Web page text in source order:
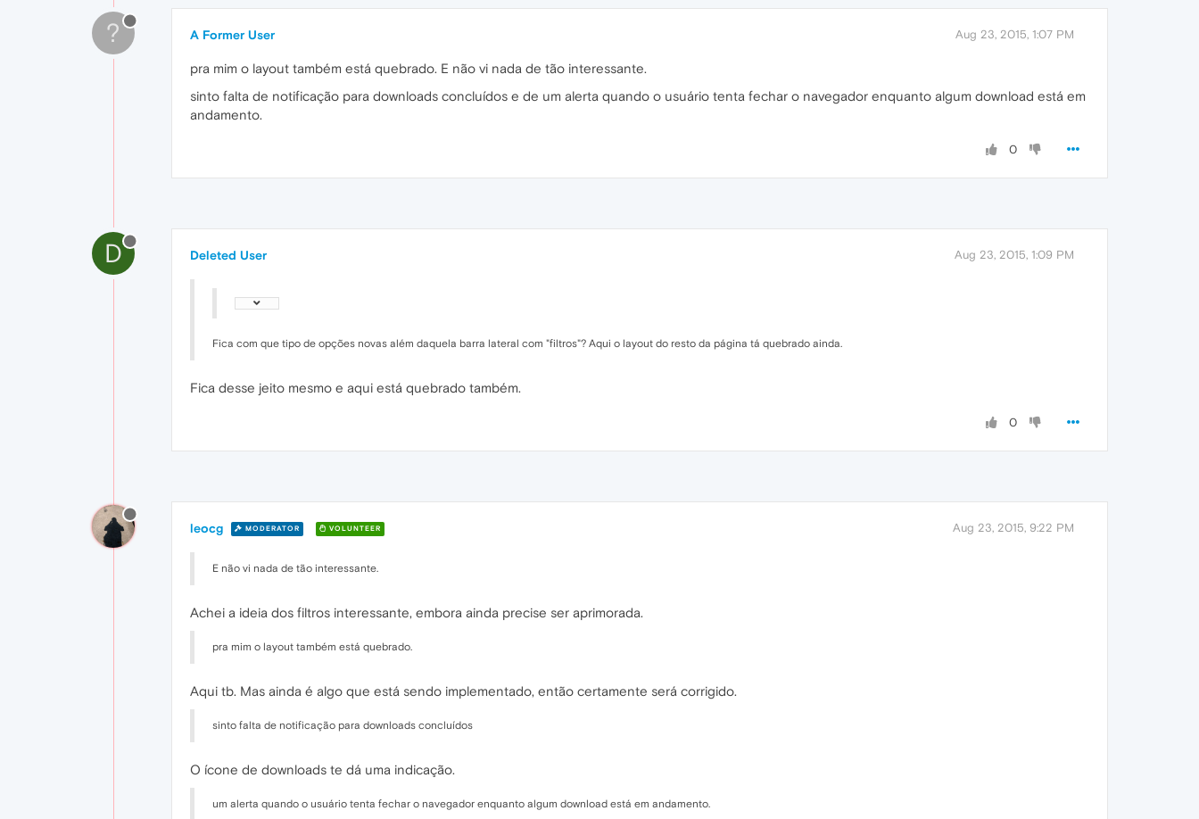
? A Former User Aug 23, 2015, 1:07 PM
pra mim o layout também está quebrado. E não vi nada de tão interessante.
sinto falta de notificação para downloads concluídos e de um alerta quando o usuário tenta fechar o navegador enquanto algum download está em
andamento.
0
D Deleted User Aug 23, 2015, 1:09 PM
Fica com que tipo de opções novas além daquela barra lateral com "filtros"? Aqui o layout do resto da página tá quebrado ainda.
Fica desse jeito mesmo e aqui está quebrado também.
0
leocg MODERATOR VOLUNTEER Aug 23, 2015, 9:22 PM
E não vi nada de tão interessante.
Achei a ideia dos filtros interessante, embora ainda precise ser aprimorada.
pra mim o layout também está quebrado.
Aqui tb. Mas ainda é algo que está sendo implementado, então certamente será corrigido.
sinto falta de notificação para downloads concluídos
O ícone de downloads te dá uma indicação.
um alerta quando o usuário tenta fechar o navegador enquanto algum download está em andamento.